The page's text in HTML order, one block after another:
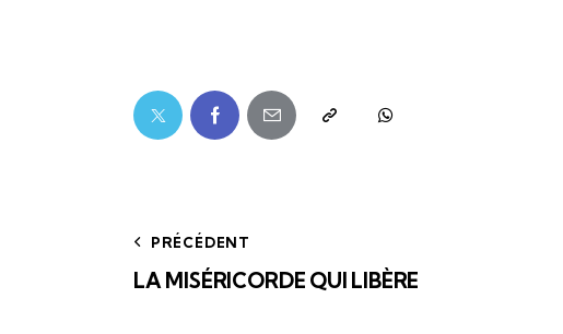
PRÉCÉDENT
LA MISÉRICORDE QUI LIBÈRE